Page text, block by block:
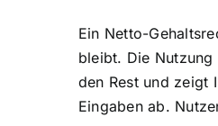
Ein Netto-
bleibt. Die
den Rest und zeigt
Eingaben ab.